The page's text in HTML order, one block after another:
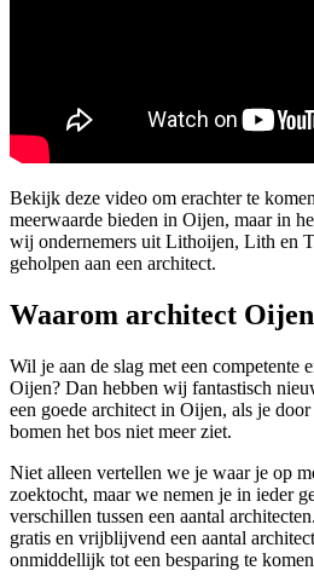
Bekijk deze video om erachter te
meerwaarde bieden in Oijen, maar in
wij ondernemers uit Lithoijen, Lith en
geholpen aan een architect.
Waarom architect Oijen
Wil je aan de slag met een competente
Oijen? Dan hebben wij fantastisch
een goede architect in Oijen, als je
bomen het bos niet meer ziet.
Niet alleen vertellen we je waar je op
zoektocht, maar we nemen je in ieder
verschillen tussen een aantal
gratis en vrijblijvend een aantal
onmiddellijk tot een besparing te